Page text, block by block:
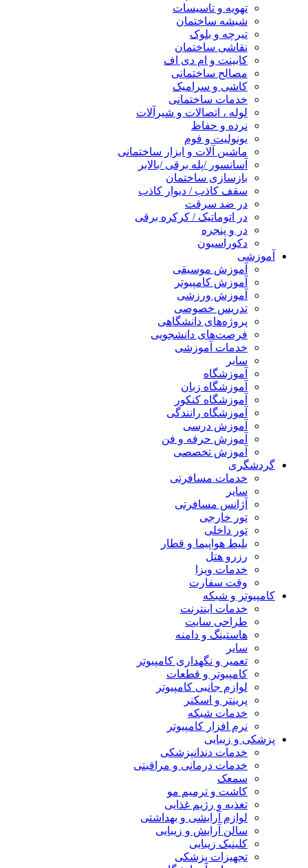
تهویه و تاسیسات
شیشه ساختمان
تیرچه و بلوک
نقاشی ساختمان
کابینت و ام دی اف
مصالح ساختمانی
کاشی و سرامیک
خدمات ساختمانی
لوله ، اتصالات و شیرآلات
نرده و حفاظ
یونولیت و فوم
ماشین آلات و ابزار ساختمانی
آسانسور /پله برقی /بالابر
بازسازی ساختمان
سقف کاذب / دیوار کاذب
در ضد سرقت
در اتوماتیک / کرکره برقی
در و پنجره
دکوراسیون
آموزشی
آموزش موسیقی
آموزش کامپیوتر
آموزش ورزشی
تدریس خصوصی
پروژه‌های دانشگاهی
فرصت‌های دانشجویی
خدمات آموزشی
سایر
آموزشگاه
آموزشگاه زبان
آموزشگاه کنکور
آموزشگاه رانندگی
آموزش درسی
آموزش حرفه و فن
آموزش تخصصی
گردشگری
خدمات مسافرتی
سایر
آژانس مسافرتی
تور خارجی
تور داخلی
بلیط هواپیما و قطار
رزرو هتل
خدمات ویزا
وقت سفارت
کامپیوتر و شبکه
خدمات اینترنت
طراحی سایت
هاستینگ و دامنه
سایر
تعمیر و نگهداری کامپیوتر
کامپیوتر و قطعات
لوازم جانبی کامپیوتر
پرینتر و اسکنر
خدمات شبکه
نرم افزار کامپیوتر
پزشکی و زیبایی
خدمات دندانپزشکی
خدمات درمانی و مراقبتی
سمعک
کاشت و ترمیم مو
تغذیه و رژیم غذایی
لوازم آرایشی و بهداشتی
سالن آرایش و زیبایی
کلینیک زیبایی
تجهیزات پزشکی